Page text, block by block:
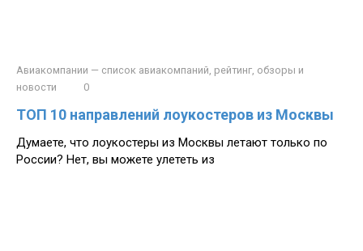
Авиакомпании — список авиакомпаний, рейтинг, обзоры и
новости
0
ТОП 10 направлений лоукостеров из Москвы
Думаете, что лоукостеры из Москвы летают только по
России? Нет, вы можете улететь из